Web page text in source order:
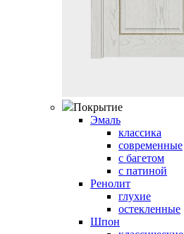
Покрытие
Эмаль
классика
современные
с багетом
с патиной
Ренолит
глухие
остекленные
Шпон